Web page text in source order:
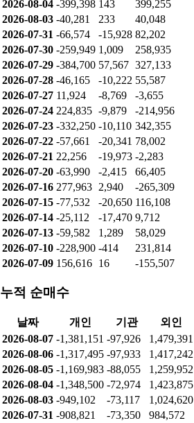
2026-08-04 -399,398 143
399,255
2026-08-03 -40,281 233
40,048
2026-07-31 -66,574 -15,928 82,202
2026-07-30 -259,949 1,009
258,935
2026-07-29 -384,700 57,567 327,133
2026-07-28 -46,165 -10,222 55,587
2026-07-27 11,924 -8,769
-3,655
2026-07-24 224,835 -9,879
-214,956
2026-07-23 -332,250 -10,110 342,355
2026-07-22 -57,661 -20,341 78,002
2026-07-21 22,256 -19,973 -2,283
2026-07-20 -63,990 -2,415
66,405
2026-07-16 277,963 2,940
-265,309
2026-07-15 -77,532 -20,650 116,108
2026-07-14 -25,112 -17,470 9,712
2026-07-13 -59,582 1,289
58,029
2026-07-10 -228,900 -414
231,814
2026-07-09 156,616 16 -155,507
누적 순매수
날짜 개인 기관
외인
2026-08-07 -1,381,151 -97,926
1,479,391
2026-08-06 -1,317,495 -97,933
1,417,242
2026-08-05 -1,169,983 -88,055
1,259,952
2026-08-04 -1,348,500 -72,974
1,423,875
2026-08-03 -949,102 -73,117
1,024,620
2026-07-31 -908,821 -73,350
984,572